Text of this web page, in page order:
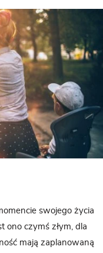
swojego życia
ono czymś złym, dla
mają zaplanowaną